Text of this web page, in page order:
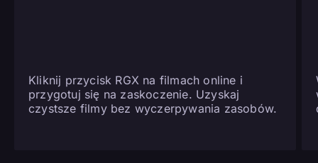
Kliknij przycisk RGX na filmach online i
przygotuj się na zaskoczenie. Uzyskaj
czystsze filmy bez wyczerpywania zasobów.